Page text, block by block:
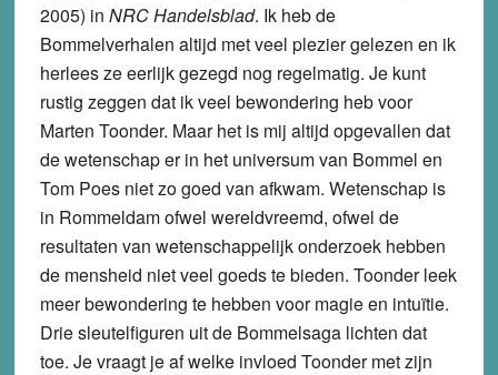
2005) in NRC Handelsblad. Ik heb de
Bommelverhalen altijd met veel plezier gelezen en ik
herlees ze eerlijk gezegd nog regelmatig. Je kunt
rustig zeggen dat ik veel bewondering heb voor
Marten Toonder. Maar het is mij altijd opgevallen dat
de wetenschap er in het universum van Bommel en
Tom Poes niet zo goed van afkwam. Wetenschap is
in Rommeldam ofwel wereldvreemd, ofwel de
resultaten van wetenschappelijk onderzoek hebben
de mensheid niet veel goeds te bieden. Toonder leek
meer bewondering te hebben voor magie en intuïtie.
Drie sleutelfiguren uit de Bommelsaga lichten dat
toe. Je vraagt je af welke invloed Toonder met zijn